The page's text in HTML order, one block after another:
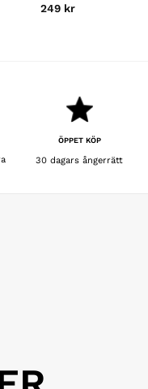
249 kr
ÖPPET KÖP
30 dagars ångerrätt